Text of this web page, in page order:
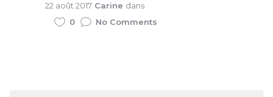
22 août 2017 Carine dans
0
No Comments